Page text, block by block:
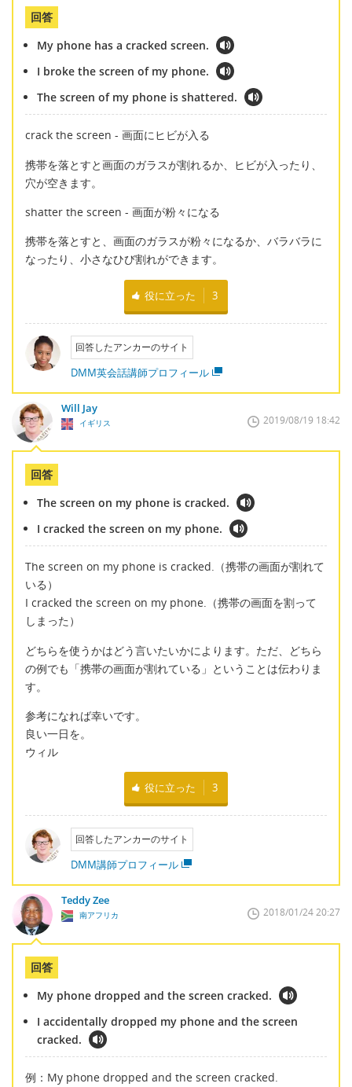
回答
My phone has a cracked screen.
I broke the screen of my phone.
The screen of my phone is shattered.
crack the screen - 画面にヒビが入る
携帯を落とすと画面のガラスが割れるか、ヒビが入ったり、
穴が空きます。
shatter the screen - 画面が粉々になる
携帯を落とすと、画面のガラスが粉々になるか、バラバラに
なったり、小さなひび割れができます。
役に立った 3
回答したアンカーのサイト
DMM英会話講師プロフィール
Will Jay
イギリス 2019/08/19 18:42
回答
The screen on my phone is cracked.
I cracked the screen on my phone.
The screen on my phone is cracked.（携帯の画面が割れて
いる）
I cracked the screen on my phone.（携帯の画面を割って
しまった）
どちらを使うかはどう言いたいかによります。ただ、どちら
の例でも「携帯の画面が割れている」ということは伝わりま
す。
参考になれば幸いです。
良い一日を。
ウィル
役に立った 3
回答したアンカーのサイト
DMM講師プロフィール
Teddy Zee
南アフリカ 2018/01/24 20:27
回答
My phone dropped and the screen cracked.
I accidentally dropped my phone and the screen
cracked.
例：My phone dropped and the screen cracked.